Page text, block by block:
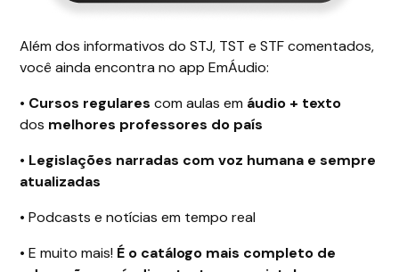
Além dos informativos do STJ, TST e STF comentados,
você ainda encontra no app EmÁudio:
• Cursos regulares com aulas em áudio + texto
dos melhores professores do país
• Legislações narradas com voz humana e sempre
atualizadas
• Podcasts e notícias em tempo real
• E muito mais! É o catálogo mais completo de